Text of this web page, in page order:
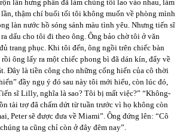
lẫn hưng phấn đã làm chúng tôi lao vào nhau, làm
thậm chí buổi tối tôi không muốn về phòng mình
làn nước hồ sóng sánh màu tình yêu. Nhưng tiến sĩ
dấu cho tôi đi theo ông. Ông bảo chờ tôi ở văn
trang phục. Khi tôi đến, ông ngồi trên chiếc bàn
rồi ông lấy ra một chiếc phong bì đã dán kín, đẩy về
Đây là tiền công cho những cống hiến của cô thời
đầy ngụ ý đó sau này tôi mới hiểu, còn lúc đó,
sĩ Lilly, nghĩa là sao? Tôi bị mất việc?” “Không-
tài trợ đã chấm dứt từ tuần trước vì họ không còn
Peter sẽ được đưa về Miami”. Ông đứng lên: “Cô
ta cũng chỉ còn ở đây đêm nay”.